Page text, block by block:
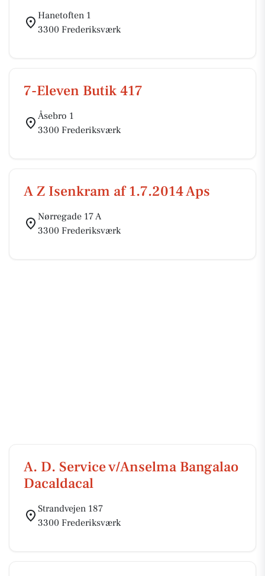
Hanetoften 1
3300 Frederiksværk
7-Eleven Butik 417
Åsebro 1
3300 Frederiksværk
A Z Isenkram af 1.7.2014 Aps
Nørregade 17 A
3300 Frederiksværk
A. D. Service v/Anselma Bangalao
Dacaldacal
Strandvejen 187
3300 Frederiksværk